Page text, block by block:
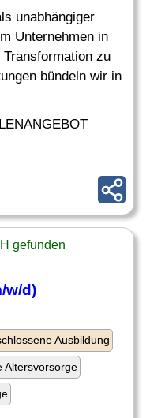
unabhängiger
Unternehmen in
zu
bündeln wir in
gefunden
w/d)
Ausbildung
Altersvorsorge